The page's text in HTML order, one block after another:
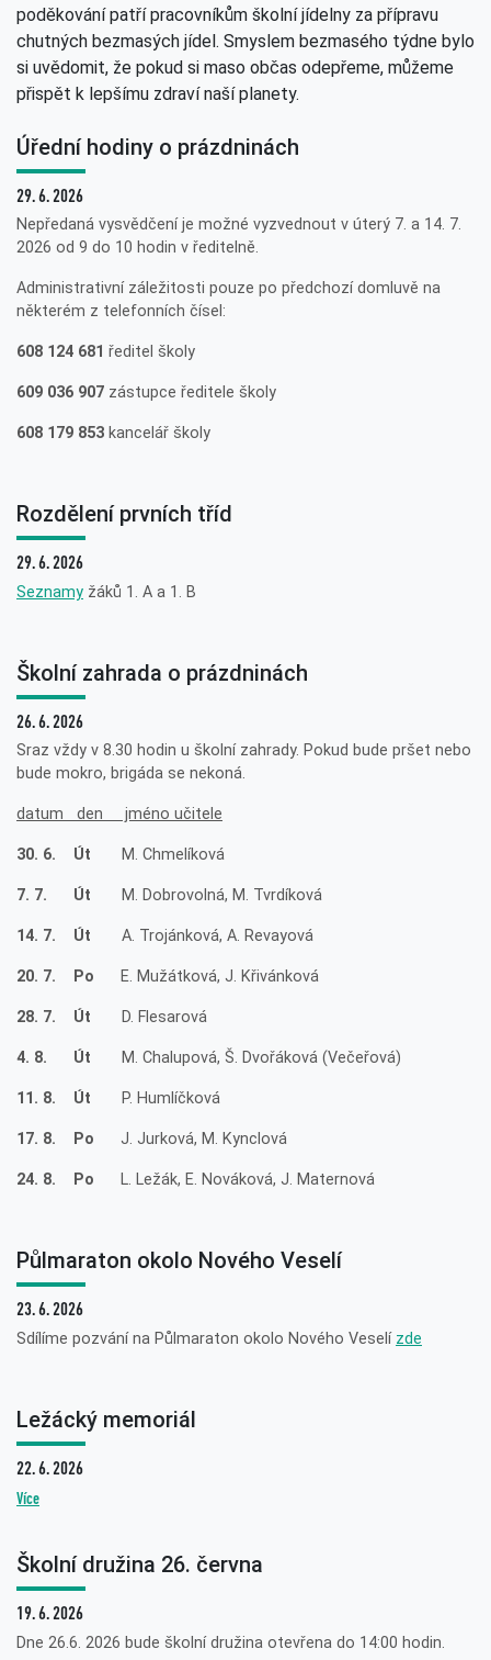
poděkování patří pracovníkům školní jídelny za přípravu
chutných bezmasých jídel. Smyslem bezmasého týdne bylo
si uvědomit, že pokud si maso občas odepřeme, můžeme
přispět k lepšímu zdraví naší planety.
Úřední hodiny o prázdninách
29. 6. 2026
Nepředaná vysvědčení je možné vyzvednout v úterý 7. a 14. 7.
2026 od 9 do 10 hodin v ředitelně.
Administrativní záležitosti pouze po předchozí domluvě na
některém z telefonních čísel:
608 124 681 ředitel školy
609 036 907 zástupce ředitele školy
608 179 853 kancelář školy
Rozdělení prvních tříd
29. 6. 2026
Seznamy žáků 1. A a 1. B
Školní zahrada o prázdninách
26. 6. 2026
Sraz vždy v 8.30 hodin u školní zahrady. Pokud bude pršet nebo
bude mokro, brigáda se nekoná.
datum den jméno učitele
30. 6. Út M. Chmelíková
7. 7. Út M. Dobrovolná, M. Tvrdíková
14. 7. Út A. Trojánková, A. Revayová
20. 7. Po E. Mužátková, J. Křivánková
28. 7. Út D. Flesarová
4. 8. Út M. Chalupová, Š. Dvořáková (Večeřová)
11. 8. Út P. Humlíčková
17. 8. Po J. Jurková, M. Kynclová
24. 8. Po L. Ležák, E. Nováková, J. Maternová
Půlmaraton okolo Nového Veselí
23. 6. 2026
Sdílíme pozvání na Půlmaraton okolo Nového Veselí zde
Ležácký memoriál
22. 6. 2026
Více
Školní družina 26. června
19. 6. 2026
Dne 26.6. 2026 bude školní družina otevřena do 14:00 hodin.